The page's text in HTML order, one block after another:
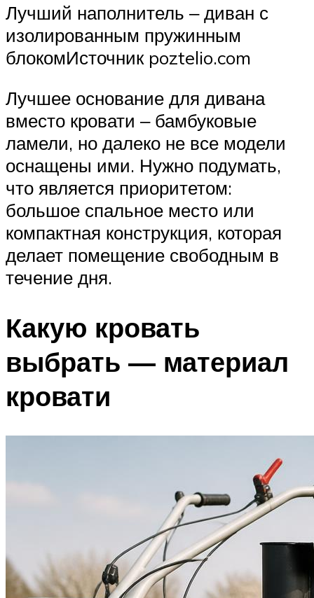
Лучший наполнитель ‒ диван с
изолированным пружинным
блокомИсточник poztelio.com
Лучшее основание для дивана
вместо кровати ‒ бамбуковые
ламели, но далеко не все модели
оснащены ими. Нужно подумать,
что является приоритетом:
большое спальное место или
компактная конструкция, которая
делает помещение свободным в
течение дня.
Какую кровать
выбрать — материал
кровати